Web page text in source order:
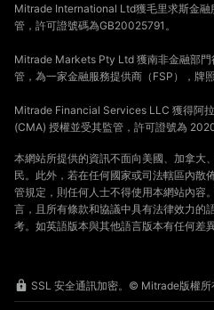
Mitrade International Ltd獲毛里求斯金融
管，許可證號碼為GB20025791。
Mitrade Markets Pty Ltd 獲南非金融部門
管，為一家金融服務提供商（FSP），牌
Mitrade Financial Services LLC 獲得阿
(CMA) 授權並受其監管，許可證號為
本網站所提供的資訊不面向美國、加拿大
民。此外，若在任何國家或司法轄區內散
管規定，則任何人士不得使用本網站內容
言，且所有條款和協議中具有法律效力的
考。如英語版本與其他語言版本有任何差
SSL 安全通訊加密。© Mitrade版權所